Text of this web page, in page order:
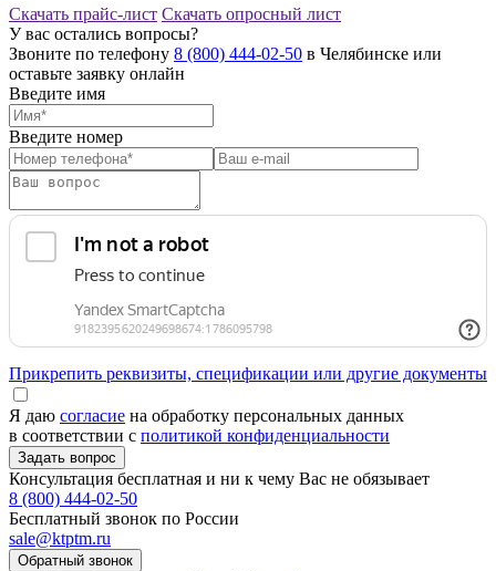
Скачать прайс-лист Скачать опросный лист
У вас остались вопросы?
Звоните по телефону 8 (800) 444-02-50 в Челябинске или
оставьте заявку онлайн
Введите имя
Введите номер
Прикрепить реквизиты, спецификации или другие документы
Я даю согласие на обработку персональных данных
в соответствии с политикой конфиденциальности
Консультация бесплатная и ни к чему Вас не обязывает
8 (800) 444-02-50
Бесплатный звонок по России
sale@ktptm.ru